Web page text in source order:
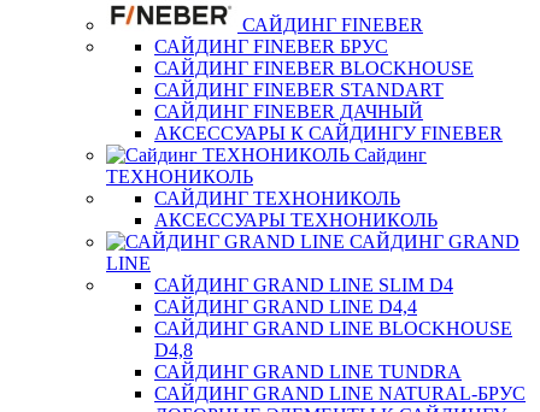
САЙДИНГ FINEBER
САЙДИНГ FINEBER БРУС
САЙДИНГ FINEBER BLOCKHOUSE
САЙДИНГ FINEBER STANDART
САЙДИНГ FINEBER ДАЧНЫЙ
АКСЕССУАРЫ К САЙДИНГУ FINEBER
Сайдинг
ТЕХНОНИКОЛЬ
САЙДИНГ ТЕХНОНИКОЛЬ
АКСЕССУАРЫ ТЕХНОНИКОЛЬ
САЙДИНГ GRAND
LINE
САЙДИНГ GRAND LINE SLIM D4
САЙДИНГ GRAND LINE D4,4
САЙДИНГ GRAND LINE BLOCKHOUSE
D4,8
САЙДИНГ GRAND LINE TUNDRA
САЙДИНГ GRAND LINE NATURAL-БРУС